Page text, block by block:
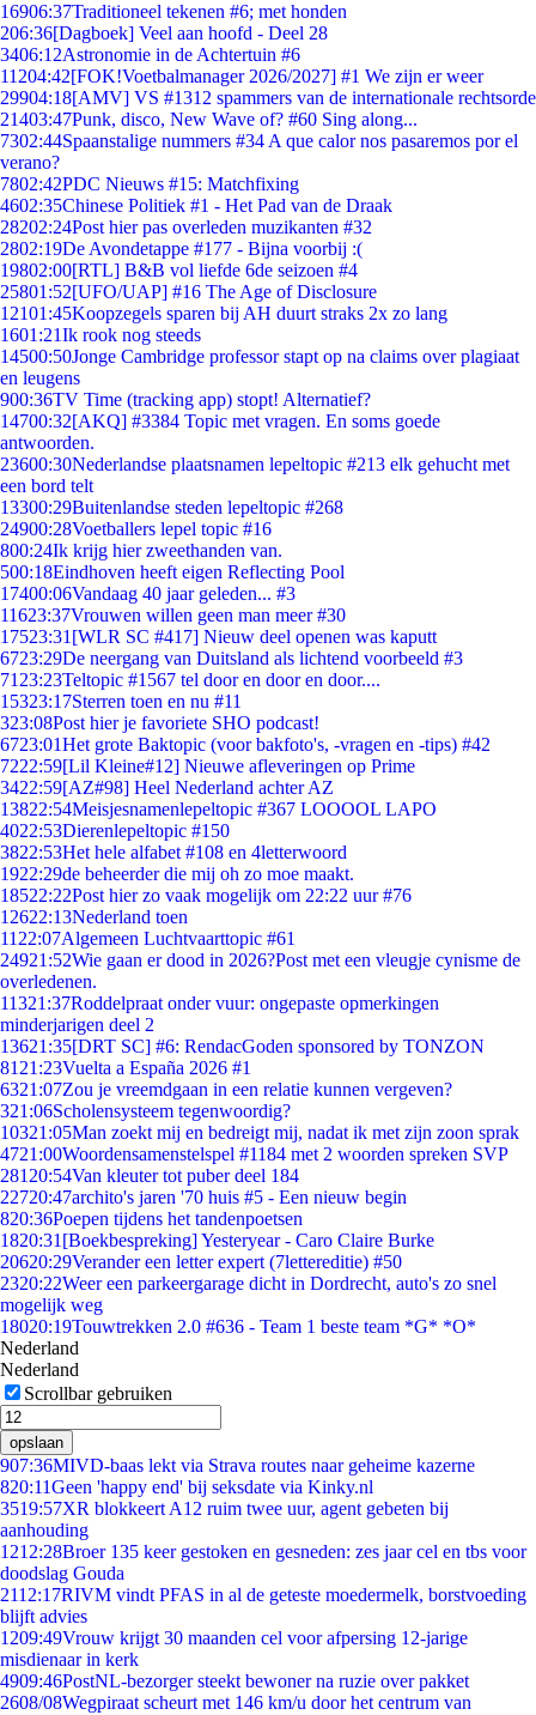
16906:37Traditioneel tekenen #6; met honden
206:36[Dagboek] Veel aan hoofd - Deel 28
3406:12Astronomie in de Achtertuin #6
11204:42[FOK!Voetbalmanager 2026/2027] #1 We zijn er weer
29904:18[AMV] VS #1312 spammers van de internationale rechtsorde
21403:47Punk, disco, New Wave of? #60 Sing along...
7302:44Spaanstalige nummers #34 A que calor nos pasaremos por el
verano?
7802:42PDC Nieuws #15: Matchfixing
4602:35Chinese Politiek #1 - Het Pad van de Draak
28202:24Post hier pas overleden muzikanten #32
2802:19De Avondetappe #177 - Bijna voorbij :(
19802:00[RTL] B&B vol liefde 6de seizoen #4
25801:52[UFO/UAP] #16 The Age of Disclosure
12101:45Koopzegels sparen bij AH duurt straks 2x zo lang
1601:21Ik rook nog steeds
14500:50Jonge Cambridge professor stapt op na claims over plagiaat
en leugens
900:36TV Time (tracking app) stopt! Alternatief?
14700:32[AKQ] #3384 Topic met vragen. En soms goede
antwoorden.
23600:30Nederlandse plaatsnamen lepeltopic #213 elk gehucht met
een bord telt
13300:29Buitenlandse steden lepeltopic #268
24900:28Voetballers lepel topic #16
800:24Ik krijg hier zweethanden van.
500:18Eindhoven heeft eigen Reflecting Pool
17400:06Vandaag 40 jaar geleden... #3
11623:37Vrouwen willen geen man meer #30
17523:31 [WLR SC #417] Nieuw deel openen was kaputt
6723:29De neergang van Duitsland als lichtend voorbeeld #3
71 23:23Teltopic #1567 tel door en door en door....
15323:17Sterren toen en nu #11
323:08Post hier je favoriete SHO podcast!
6723:01Het grote Baktopic (voor bakfoto's, -vragen en -tips) #42
7222:59[Lil Kleine#12] Nieuwe afleveringen op Prime
3422:59[AZ#98] Heel Nederland achter AZ
13822:54Meisjesnamenlepeltopic #367 LOOOOL LAPO
4022:53Dierenlepeltopic #150
3822:53Het hele alfabet #108 en 4letterwoord
1922:29de beheerder die mij oh zo moe maakt.
18522:22Post hier zo vaak mogelijk om 22:22 uur #76
12622:13Nederland toen
11 22:07Algemeen Luchtvaarttopic #61
24921:52Wie gaan er dood in 2026?Post met een vleugje cynisme de
overledenen.
11321:37Roddelpraat onder vuur: ongepaste opmerkingen
minderjarigen deel 2
13621:35[DRT SC] #6: RendacGoden sponsored by TONZON
81 21:23Vuelta a España 2026 #1
6321:07Zou je vreemdgaan in een relatie kunnen vergeven?
321:06Scholensysteem tegenwoordig?
10321:05Man zoekt mij en bedreigt mij, nadat ik met zijn zoon sprak
4721:00Woordensamenstelspel #1184 met 2 woorden spreken SVP
281 20:54Van kleuter tot puber deel 184
22720:47archito's jaren '70 huis #5 - Een nieuw begin
820:36Poepen tijdens het tandenpoetsen
1820:31 [Boekbespreking] Yesteryear - Caro Claire Burke
20620:29Verander een letter expert (7lettereditie) #50
2320:22Weer een parkeergarage dicht in Dordrecht, auto's zo snel
mogelijk weg
18020:19Touwtrekken 2.0 #636 - Team 1 beste team *G* *O*
Nederland
Nederland
Scrollbar gebruiken
opslaan
907:36MIVD-baas lekt via Strava routes naar geheime kazerne
820:11Geen 'happy end' bij seksdate via Kinky.nl
3519:57XR blokkeert A12 ruim twee uur, agent gebeten bij
aanhouding
1212:28Broer 135 keer gestoken en gesneden: zes jaar cel en tbs voor
doodslag Gouda
2112:17RIVM vindt PFAS in al de geteste moedermelk, borstvoeding
blijft advies
1209:49Vrouw krijgt 30 maanden cel voor afpersing 12-jarige
misdienaar in kerk
4909:46PostNL-bezorger steekt bewoner na ruzie over pakket
2608/08Wegpiraat scheurt met 146 km/u door het centrum van